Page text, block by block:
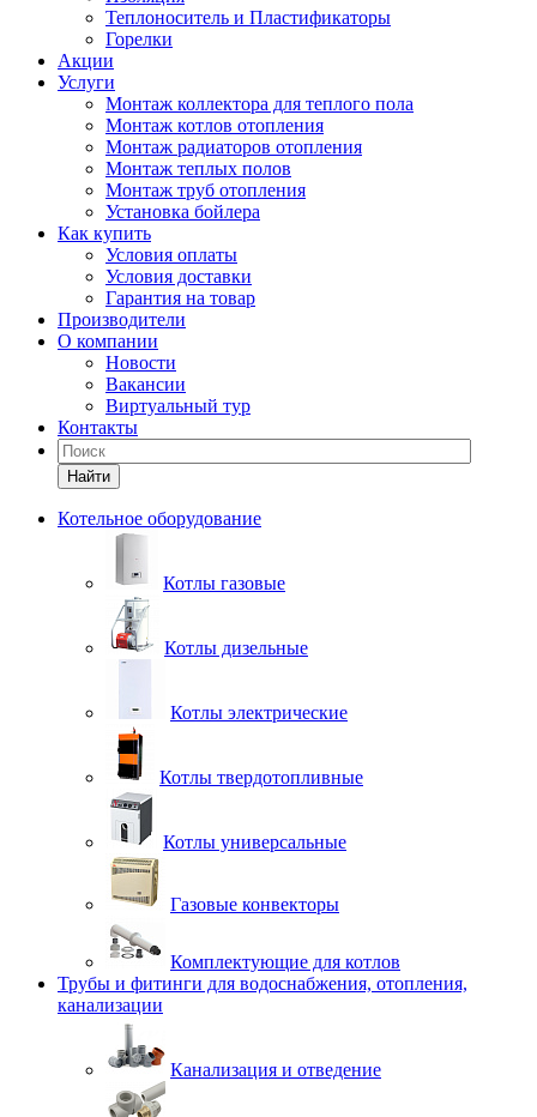
Теплоноситель и Пластификаторы
Горелки
Акции
Услуги
Монтаж коллектора для теплого пола
Монтаж котлов отопления
Монтаж радиаторов отопления
Монтаж теплых полов
Монтаж труб отопления
Установка бойлера
Как купить
Условия оплаты
Условия доставки
Гарантия на товар
Производители
О компании
Новости
Вакансии
Виртуальный тур
Контакты
Найти
Котельное оборудование
Котлы газовые
Котлы дизельные
Котлы электрические
Котлы твердотопливные
Котлы универсальные
Газовые конвекторы
Комплектующие для котлов
Трубы и фитинги для водоснабжения, отопления,
канализации
Канализация и отведение